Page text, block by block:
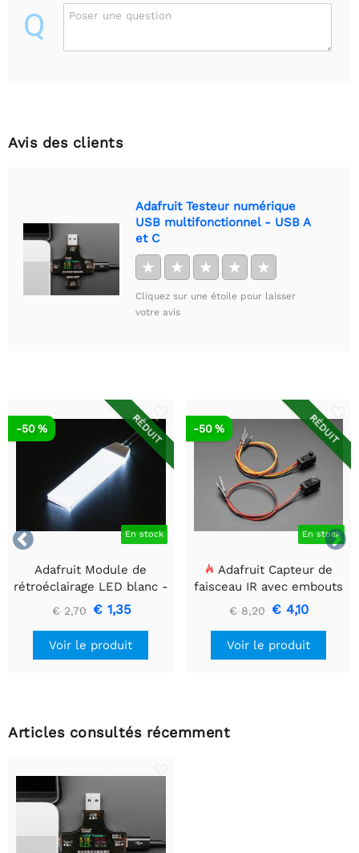
Q Poser une question
Avis des clients
Adafruit Testeur numérique
USB multifonctionnel - USB A
et C
★ ★ ★ ★ ★
Cliquez sur une étoile pour laisser
votre avis


RÉDUIT
En stock
-50 %
Adafruit Module de
rétroéclairage LED blanc -
Petit 12 mm x 40 mm
€ 2,70 € 1,35
Voir le produit
RÉDUIT
En stock
-50 %
Adafruit Capteur de
faisceau IR avec embouts
de câble de qualité
supérieure - LED 5 mm
€ 8,20 € 4,10
Voir le produit
Articles consultés récemment